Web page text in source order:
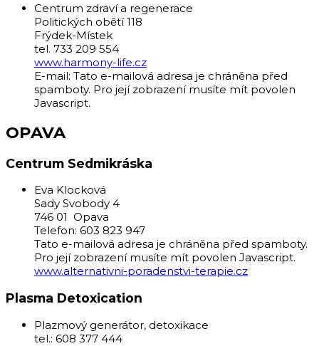
Centrum zdraví a regenerace
Politických obětí 118
Frýdek-Místek
tel. 733 209 554
www.harmony-life.cz
E-mail: Tato e-mailová adresa je chráněna před
spamboty. Pro její zobrazení musíte mít povolen
Javascript.
OPAVA
Centrum Sedmikráska
Eva Klocková
Sady Svobody 4
746 01 Opava
Telefon: 603 823 947
Tato e-mailová adresa je chráněna před spamboty.
Pro její zobrazení musíte mít povolen Javascript.
www.alternativni-poradenstvi-terapie.cz
Plasma Detoxication
Plazmový generátor, detoxikace
tel.: 608 377 444